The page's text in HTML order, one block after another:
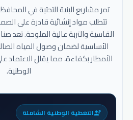
تمر مشاريع البنية التحتية في
تتطلب مواد إنشائية قادرة على
القاسية والتربة عالية الملوحة. تعد
الأساسية لضمان وصول المياه
الأمطار بكفاءة، مما يقلل الاعتماد
الوطنية.
engineeringالتغطية الوطنية الشاملة